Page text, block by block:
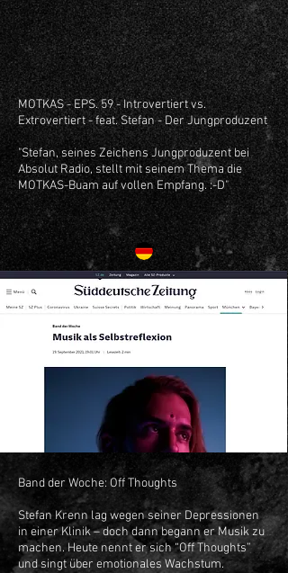
MOTKAS - EPS. 59 - Introvertiert vs.
Extrovertiert - feat. Stefan - Der Jungproduzent
"Stefan, seines Zeichens Jungproduzent bei
Absolut Radio, stellt mit seinem Thema die
MOTKAS-Buam auf vollen Empfang. :-D"
Band der Woche: Off Thoughts
Stefan Krenn lag wegen seiner Depressionen
in einer Klinik – doch dann begann er Musik zu
machen. Heute nennt er sich “Off Thoughts”
und singt über emotionales Wachstum.